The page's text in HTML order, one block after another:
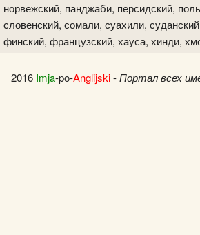
норвежский, панджаби, персидский,
словенский, сомали, суахили,
финский, французский, хауса, хинди,
2016 Imja-po-Anglijski-Портал всех